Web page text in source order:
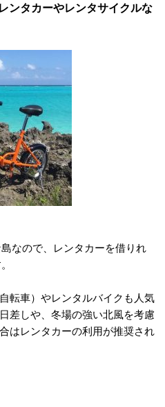
ンタカーやレンタサイクルな
なので、レンタカーを借りれ
。
転車）やレンタルバイクも人気
差しや、冬場の強い北風を考慮
はレンタカーの利用が推奨され